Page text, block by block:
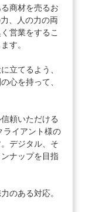
商材を売るお
、人の力の両
営業をするこ
す。
立てるよう、
心を持って、
頼いただける
ライアント様の
デジタル、そ
ナップを目指
のある対応。